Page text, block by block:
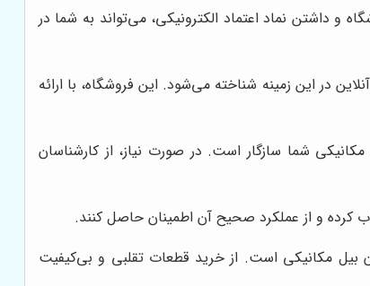
و داشتن نماد اعتماد الکترونیکی، می‌تواند به شما در
در این زمینه شناخته می‌شود. این فروشگاه، با ارائه
شما سازگار است. در صورت نیاز، از کارشناسان
کرده و از عملکرد صحیح آن اطمینان حاصل کنند.
بیل مکانیکی است. از خرید قطعات تقلبی و بی‌کیفیت